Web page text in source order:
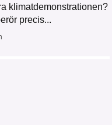
klimatdemonstrationen?
precis...